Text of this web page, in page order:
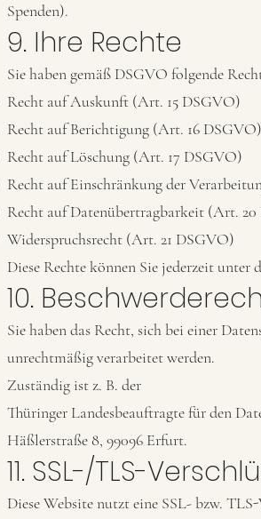
Spenden).
9. Ihre Rechte
Sie haben gemäß DSGVO folgende
Recht auf Auskunft (Art. 15 DSGVO)
Recht auf Berichtigung (Art. 16 DSGVO)
Recht auf Löschung (Art. 17 DSGVO)
Recht auf Einschränkung der
Recht auf Datenübertragbarkeit (Art.
Widerspruchsrecht (Art. 21 DSGVO)
Diese Rechte können Sie jederzeit unter
10.
Sie haben das Recht, sich bei einer
unrechtmäßig verarbeitet werden.
Zuständig ist z. B. der
Thüringer Landesbeauftragte für den
Häßlerstraße 8, 99096 Erfurt.
11. SSL-/TLS-
Diese Website nutzt eine SSL- bzw.